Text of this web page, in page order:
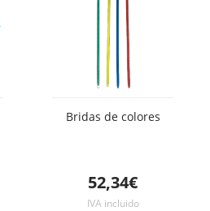
Bridas de colores
52,34€
IVA incluido